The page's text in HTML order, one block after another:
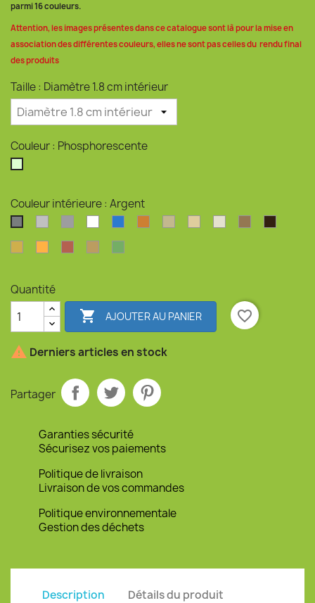
parmi 16 couleurs.
Attention, les images présentes dans ce catalogue sont là pour la mise en
association des différentes couleurs, elles ne sont pas celles du rendu final
des produits
Taille : Diamètre 1.8 cm intérieur
Couleur : Phosphorescente
Couleur intérieure : Argent
Quantité
 AJOUTER AU PANIER favorite_border
 Derniers articles en stock
Partager
Garanties sécurité
Sécurisez vos paiements
Politique de livraison
Livraison de vos commandes
Politique environnementale
Gestion des déchets
Description Détails du produit